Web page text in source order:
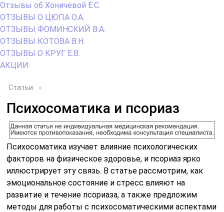
Отзывы об Хоничевой Е.С.
ОТЗЫВЫ О ЦЮПА О.А.
ОТЗЫВЫ ФОМИНСКИЙ В.А.
ОТЗЫВЫ КОТОВА В.Н.
ОТЗЫВЫ О КРУГ Е.В.
АКЦИИ
Статьи ›
Психосоматика и псориаз
Психосоматика изучает влияние психологических
факторов на физическое здоровье, и псориаз ярко
иллюстрирует эту связь. В статье рассмотрим, как
эмоциональное состояние и стресс влияют на
развитие и течение псориаза, а также предложим
методы для работы с психосоматическими аспектами